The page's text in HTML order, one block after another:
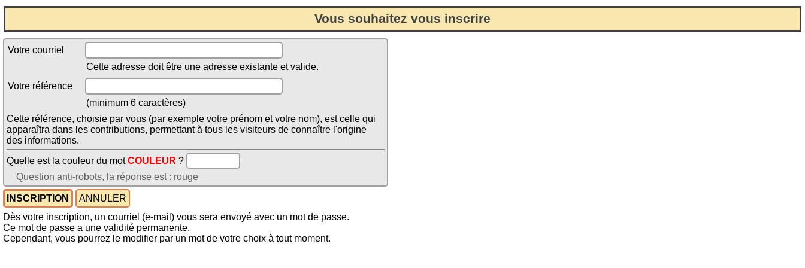
Vous souhaitez vous inscrire
Votre courriel
Cette adresse doit être une adresse existante et valide.
Votre référence
(minimum 6 caractères)
Cette référence, choisie par vous (par exemple votre prénom et votre nom), est celle qui
apparaîtra dans les contributions, permettant à tous les visiteurs de connaître l'origine
des informations.
Quelle est la couleur du motCOULEUR ?
Question anti-robots, la réponse est : rouge
Dès votre inscription, un courriel (e-mail) vous sera envoyé avec un mot de passe.
Ce mot de passe a une validité permanente.
Cependant, vous pourrez le modifier par un mot de votre choix à tout moment.